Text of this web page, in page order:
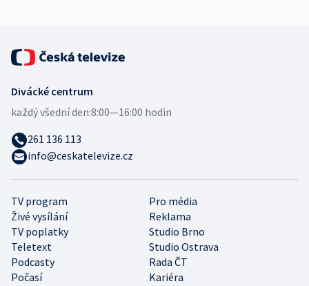
TV program
Pro média
Živé vysílání
Reklama
TV poplatky
Studio Brno
Teletext
Studio Ostrava
Podcasty
Rada ČT
Počasí
Kariéra
Divácké centrum
každý všední den:8:00—16:00 hodin
261 136 113
info@ceskatelevize.cz